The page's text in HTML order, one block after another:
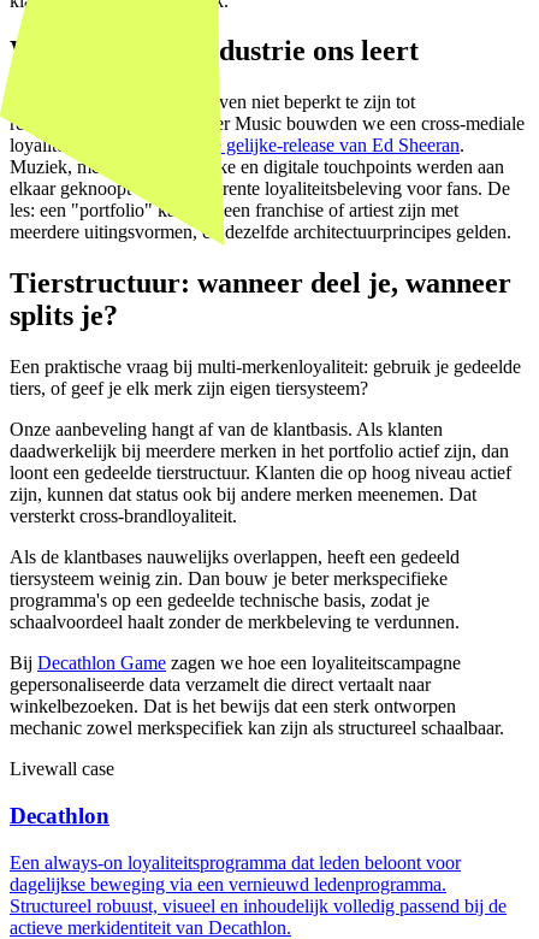
Wat de muziekindustrie ons leert
Loyaliteitsprogramma's hoeven niet beperkt te zijn tot
retailportfolio's. Voor Warner Music bouwden we een cross-mediale
loyaliteitscampagne rond
de gelijke-release van Ed Sheeran.
Muziek, merchandise, fysieke en digitale touchpoints werden aan
elkaar geknoopt in één coherente loyaliteitsbeleving voor fans. De
les: een "portfolio" kan ook een franchise of artiest zijn met
meerdere uitingsvormen, en dezelfde architectuurprincipes gelden.
Tierstructuur: wanneer deel je, wanneer
splits je?
Een praktische vraag bij multi-merkenloyaliteit: gebruik je gedeelde
tiers, of geef je elk merk zijn eigen tiersysteem?
Onze aanbeveling hangt af van de klantbasis. Als klanten
daadwerkelijk bij meerdere merken in het portfolio actief zijn, dan
loont een gedeelde tierstructuur. Klanten die op hoog niveau actief
zijn, kunnen dat status ook bij andere merken meenemen. Dat
versterkt cross-brandloyaliteit.
Als de klantbases nauwelijks overlappen, heeft een gedeeld
tiersysteem weinig zin. Dan bouw je beter merkspecifieke
programma's op een gedeelde technische basis, zodat je
schaalvoordeel haalt zonder de merkbeleving te verdunnen.
Bij Decathlon Game zagen we hoe een loyaliteitscampagne
gepersonaliseerde data verzamelt die direct vertaalt naar
winkelbezoeken. Dat is het bewijs dat een sterk ontworpen
mechanic zowel merkspecifiek kan zijn als structureel schaalbaar.
Livewall case
Decathlon
Een always-on loyaliteitsprogramma dat leden beloont voor
dagelijkse beweging via een vernieuwd ledenprogramma.
Structureel robuust, visueel en inhoudelijk volledig passend bij de
actieve merkidentiteit van Decathlon.